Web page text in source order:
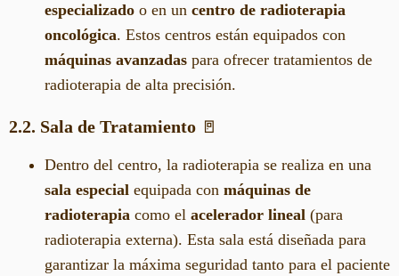
especializado o en un centro de radioterapia
oncológica. Estos centros están equipados con
máquinas avanzadas para ofrecer tratamientos de
radioterapia de alta precisión.
2.2. Sala de Tratamiento 🚪
Dentro del centro, la radioterapia se realiza en una
sala especial equipada con máquinas de
radioterapia como el acelerador lineal (para
radioterapia externa). Esta sala está diseñada para
garantizar la máxima seguridad tanto para el paciente